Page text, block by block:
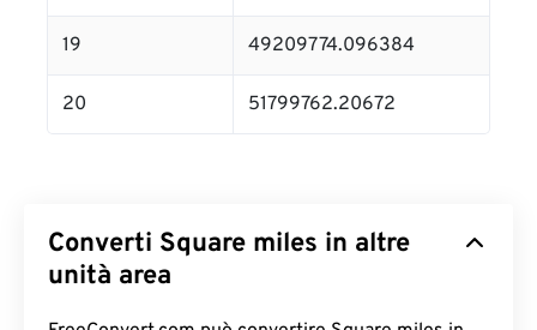
19 49209774.096384
20 51799762.20672
Converti Square miles in altre
unità area